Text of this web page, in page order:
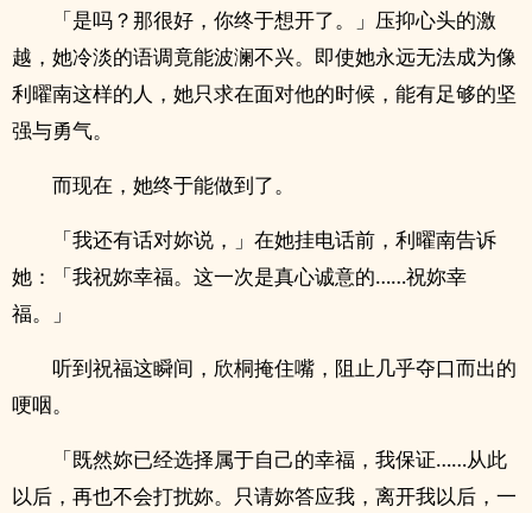
「是吗？那很好，你终于想开了。」压抑心头的激
越，她冷淡的语调竟能波澜不兴。即使她永远无法成为像
利曜南这样的人，她只求在面对他的时候，能有足够的坚
强与勇气。
而现在，她终于能做到了。
「我还有话对妳说，」在她挂电话前，利曜南告诉
她：「我祝妳幸福。这一次是真心诚意的……祝妳幸
福。」
听到祝福这瞬间，欣桐掩住嘴，阻止几乎夺口而出的
哽咽。
「既然妳已经选择属于自己的幸福，我保证……从此
以后，再也不会打扰妳。只请妳答应我，离开我以后，一